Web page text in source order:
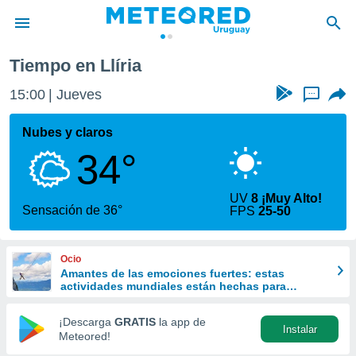
de
ha
calidad.
a este
las
y
forma
digital
basada
Tiempo en Llíria
15:00 Jueves ...
Nubes y claros
34°
Sensación de 36°
UV8 ¡Muy Alto!
FPS25-50
Ocio
Amantes de las emociones fuertes: estas
actividades mundiales están hechas para
¡Descarga GRATIS la app de
Meteored!
Instalar